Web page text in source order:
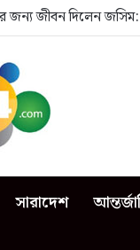
জন্য জীবন দিলেন জসিম:
সারাদেশ